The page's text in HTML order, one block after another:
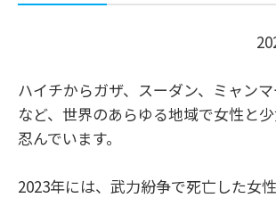
ハイチからガザ、スーダン、ミャン
など、世界のあらゆる地域で女性と
忍んでいます。
2023年には、武力紛争で死亡した女